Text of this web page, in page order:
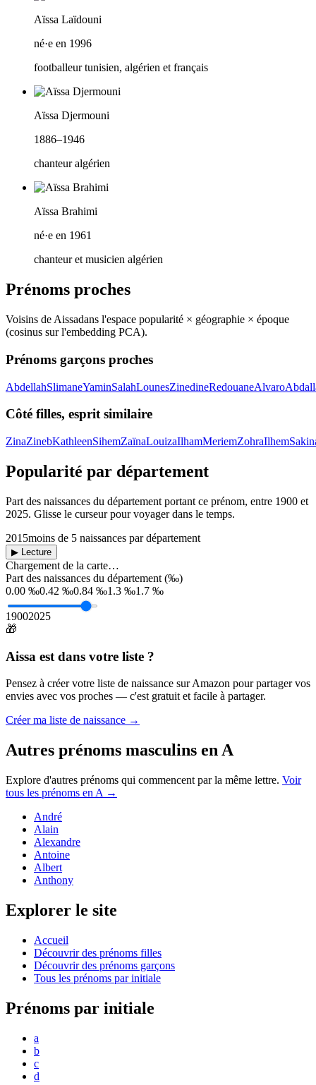
Aïssa Laïdouni
né·e en 1996
footballeur tunisien, algérien et français
Aïssa Djermouni
1886–1946
chanteur algérien
Aïssa Brahimi
né·e en 1961
chanteur et musicien algérien
Prénoms proches
Voisins de Aissadans l'espace popularité × géographie × époque
(cosinus sur l'embedding PCA).
Prénoms garçons proches
AbdellahSlimaneYaminSalahLounesZinedineRedouaneAlvaro
Côté filles, esprit similaire
ZinaZinebKathleenSihemZaïnaLouizaIlhamMeriemZohraIlhem
Popularité par département
Part des naissances du département portant ce prénom, entre 1900 et
2025. Glisse le curseur pour voyager dans le temps.
2015moins de 5 naissances par département
▶ Lecture
Chargement de la carte…
Part des naissances du département (‰)
0.00 ‰0.42 ‰0.84 ‰1.3 ‰1.7 ‰
19002025
🎁
Aissa est dans votre liste ?
Pensez à créer votre liste de naissance sur Amazon pour partager vos
envies avec vos proches — c'est gratuit et facile à partager.
Créer ma liste de naissance →
Autres prénoms masculins en A
Explore d'autres prénoms qui commencent par la même lettre. Voir
tous les prénoms en A →
André
Alain
Alexandre
Antoine
Albert
Anthony
Explorer le site
Accueil
Découvrir des prénoms filles
Découvrir des prénoms garçons
Tous les prénoms par initiale
Prénoms par initiale
a
b
c
d